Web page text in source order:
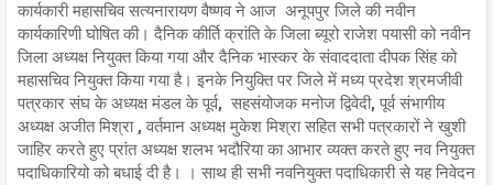
कार्यकारी महासचिव सत्यनारायण वैष्णव ने आज अनूपपुर जिले की नवीन
कार्यकारिणी घोषित की। दैनिक कीर्ति क्रांति के जिला ब्यूरो राजेश पयासी को नवीन
जिला अध्यक्ष नियुक्त किया गया और दैनिक भास्कर के संवाददाता दीपक सिंह को
महासचिव नियुक्त किया गया है। इनके नियुक्ति पर जिले में मध्य प्रदेश श्रमजीवी
पत्रकार संघ के अध्यक्ष मंडल के पूर्व, सहसंयोजक मनोज द्विवेदी, पूर्व संभागीय
अध्यक्ष अजीत मिश्रा , वर्तमान अध्यक्ष मुकेश मिश्रा सहित सभी पत्रकारों ने खुशी
जाहिर करते हुए प्रांत अध्यक्ष शलभ भदौरिया का आभार व्यक्त करते हुए नव नियुक्त
पदाधिकारियो को बधाई दी है। । साथ ही सभी नवनियुक्त पदाधिकारी से यह निवेदन